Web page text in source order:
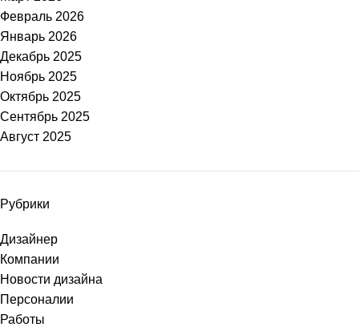
Февраль 2026
Январь 2026
Декабрь 2025
Ноябрь 2025
Октябрь 2025
Сентябрь 2025
Август 2025
Рубрики
Дизайнер
Компании
Новости дизайна
Персоналии
Работы